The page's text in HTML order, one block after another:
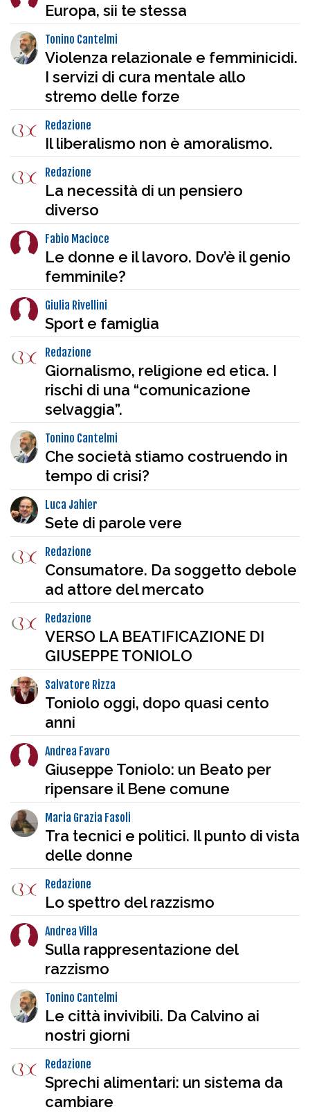
Europa, sii te stessa
Tonino Cantelmi
Violenza relazionale e femminicidi.
I servizi di cura mentale allo
stremo delle forze
Redazione
Il liberalismo non è amoralismo.
Redazione
La necessità di un pensiero
diverso
Fabio Macioce
Le donne e il lavoro. Dov’è il genio
femminile?
Giulia Rivellini
Sport e famiglia
Redazione
Giornalismo, religione ed etica. I
rischi di una “comunicazione
selvaggia”.
Tonino Cantelmi
Che società stiamo costruendo in
tempo di crisi?
Luca Jahier
Sete di parole vere
Redazione
Consumatore. Da soggetto debole
ad attore del mercato
Redazione
VERSO LA BEATIFICAZIONE DI
GIUSEPPE TONIOLO
Salvatore Rizza
Toniolo oggi, dopo quasi cento
anni
Andrea Favaro
Giuseppe Toniolo: un Beato per
ripensare il Bene comune
Maria Grazia Fasoli
Tra tecnici e politici. Il punto di vista
delle donne
Redazione
Lo spettro del razzismo
Andrea Villa
Sulla rappresentazione del
razzismo
Tonino Cantelmi
Le città invivibili. Da Calvino ai
nostri giorni
Redazione
Sprechi alimentari: un sistema da
cambiare